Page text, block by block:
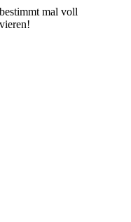
mal voll